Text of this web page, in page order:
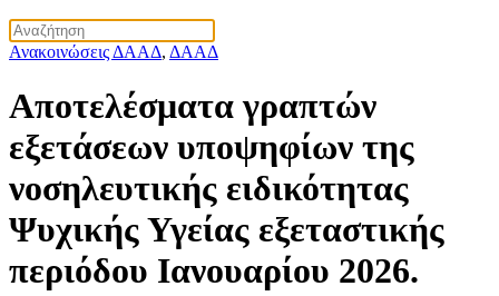
Ανακοινώσεις ΔΑΑΔ, ΔΑΑΔ
Αποτελέσματα γραπτών
εξετάσεων υποψηφίων της
νοσηλευτικής ειδικότητας
Ψυχικής Υγείας εξεταστικής
περιόδου Ιανουαρίου 2026.